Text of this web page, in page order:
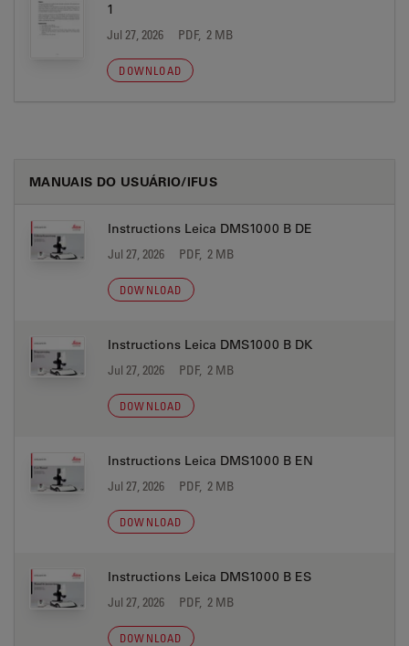
1
Jul 27, 2026 PDF, 2 MB
DOWNLOAD
MANUAIS DO USUÁRIO/IFUS
Instructions Leica DMS1000 B DE
Jul 27, 2026 PDF, 2 MB
DOWNLOAD
Instructions Leica DMS1000 B DK
Jul 27, 2026 PDF, 2 MB
DOWNLOAD
Instructions Leica DMS1000 B EN
Jul 27, 2026 PDF, 2 MB
DOWNLOAD
Instructions Leica DMS1000 B ES
Jul 27, 2026 PDF, 2 MB
DOWNLOAD